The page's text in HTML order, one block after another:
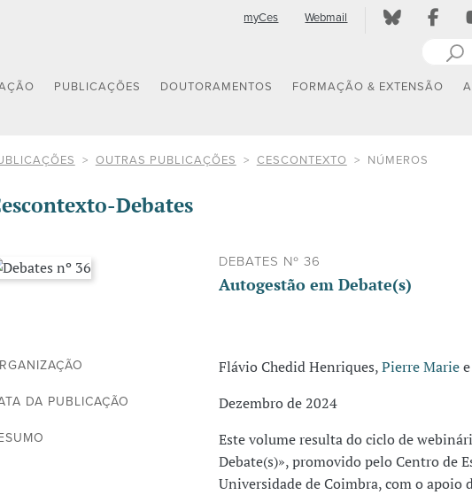
myCes Webmail
PUBLICAÇÕES DOUTORAMENTOS FORMAÇÃO & EXTENSÃO
OUTRAS PUBLICAÇÕES CESCONTEXTO NÚMEROS
Debates
DEBATES Nº 36
Autogestão em Debate(s)
Flávio Chedid Henriques,Pierre Marie
DA PUBLICAÇÃO Dezembro de 2024
Este volume resulta do ciclo de
Debate(s)», promovido pelo Centro de
Universidade de Coimbra, com o apoio